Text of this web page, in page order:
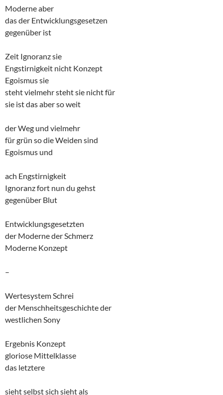
Moderne aber
das der Entwicklungsgesetzen
gegenüber ist
Zeit Ignoranz sie
Engstirnigkeit nicht Konzept
Egoismus sie
steht vielmehr steht sie nicht für
sie ist das aber so weit
der Weg und vielmehr
für grün so die Weiden sind
Egoismus und
ach Engstirnigkeit
Ignoranz fort nun du gehst
gegenüber Blut
Entwicklungsgesetzten
der Moderne der Schmerz
Moderne Konzept
–
Wertesystem Schrei
der Menschheitsgeschichte der
westlichen Sony
Ergebnis Konzept
gloriose Mittelklasse
das letztere
sieht selbst sich sieht als